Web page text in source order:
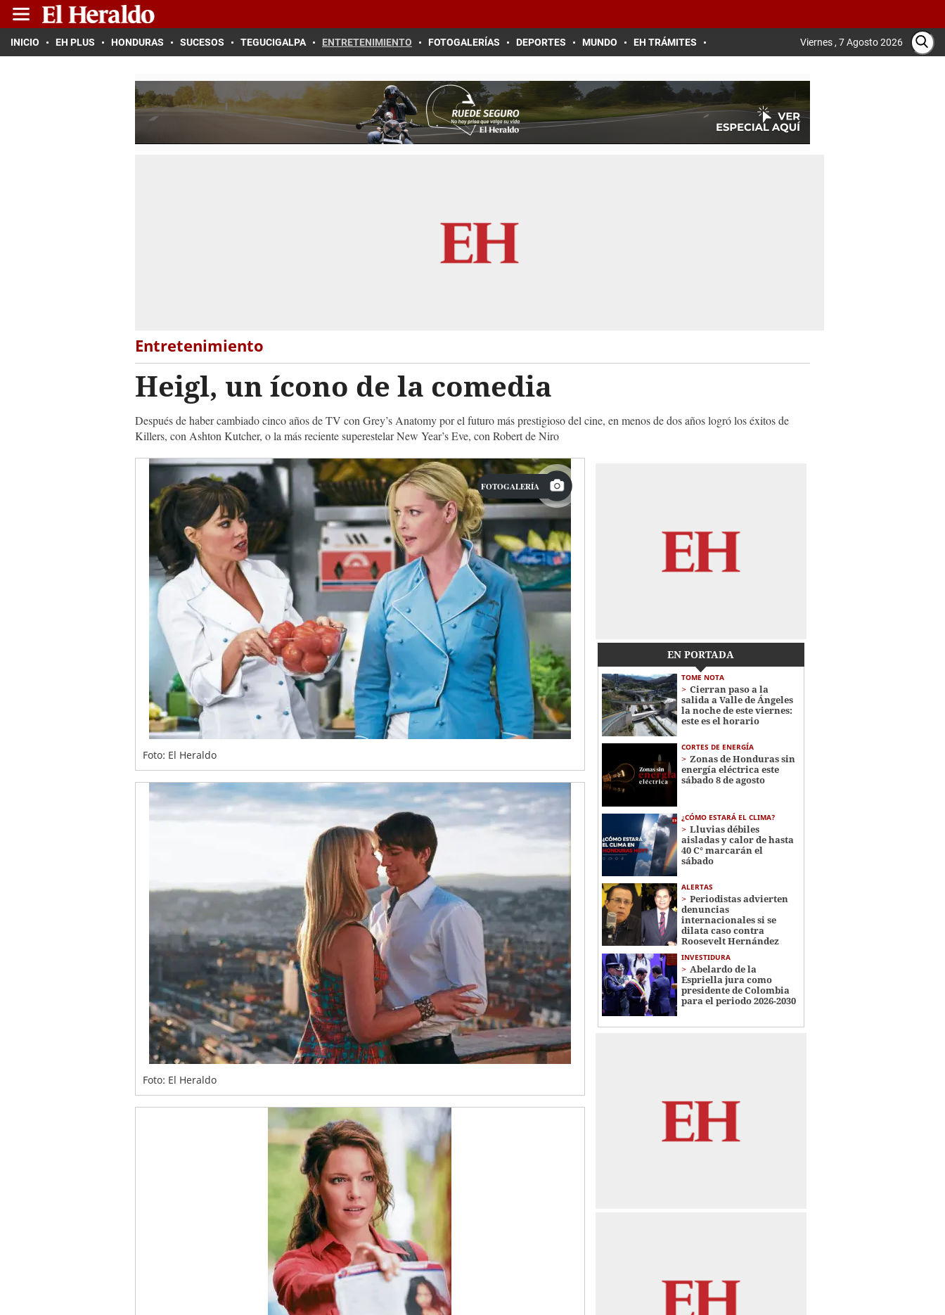
INICIO EH PLUS HONDURAS SUCESOS TEGUCIGALPA ENTRETENIMIENTO FOTOGALERÍAS DEPORTES MUNDO EH TRÁMITES Viernes , 7 Agosto 2026
Entretenimiento
Heigl, un ícono de la comedia
Después de haber cambiado cinco años de TV con Grey’s Anatomy por el futuro más prestigioso del cine, en menos de dos años logró los éxitos de
Killers, con Ashton Kutcher, o la más reciente superestelar New Year’s Eve, con Robert de Niro
FOTOGALERÍA
Foto: El Heraldo
Foto: El Heraldo
EN PORTADA
TOME NOTA
Cierran paso a la
salida a Valle de Ángeles
la noche de este viernes:
este es el horario
CORTES DE ENERGÍA
Zonas de Honduras sin
energía eléctrica este
sábado 8 de agosto
¿CÓMO ESTARÁ EL CLIMA?
Lluvias débiles
aisladas y calor de hasta
40 C° marcarán el
sábado
ALERTAS
Periodistas advierten
denuncias
internacionales si se
dilata caso contra
Roosevelt Hernández
INVESTIDURA
Abelardo de la
Espriella jura como
presidente de Colombia
para el periodo 2026-2030